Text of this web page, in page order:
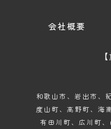
会社概要
和歌山市 、岩出市、
度山町、高野町、海
有田川町、広川町